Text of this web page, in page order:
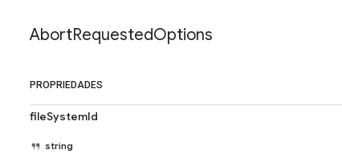
AbortRequestedOptions
PROPRIEDADES
fileSystemId
string